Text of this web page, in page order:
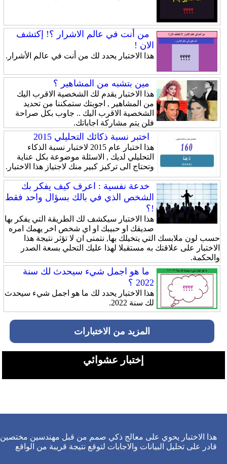
من أنت في عالم الاشرار ؟! إكتشف
الان !
هذا الاختبار يحدد لك من أنت في عالم الأشرار.
مين بتشبه من المشاهير ؟
هذا الاختبار يقدم لك الشخصية الاقرب اليك
من المشاهير , اجوبتك ستمكننا من تحديد
الشخصية الاقرب اليك .. جاوب بكل صراحة
فلن يتم مشاركة اجاباتك.
اختبر نسبة ذكائك التحليلي 2015
هذا اختبار عام 2015 لاختبار نسبة الذكاء
التحليلي لديك , الاسئلة موضوعة بكل عناية
وتحتاج الى تركيز كبير منك لاجتياز هذا الاختبار.
خدعة نفسية : اعرف كيف يفكر بك
الشخص الذي في بالك بسؤال واحد فقط
!؟
هذا الاختبار سيكشف لك الطريقة التي يفكر بها
صديقك او حبيبك او اي شخص اخر يهمك امره
حسب لون ملابسك التي يتخيلك بها, نتمنى ان لا تؤثر نتيجة هذا
الاختبار على علاقتك به مستقبلا لهذا عليك التحلي بسعة الصدر
والحكمة.
ما هو اجمل شيء سيحدث لك سنة
2022 ؟
هذا الاختبار يحدد لك ما هو اجمل شيء سيحدث
لك سنة 2022.
المزيد من الاختبارات
إختبار عشوائي
هذا الاختبار يحوي على معالج ذكي صمم من قبل مهندسين مختصين
قادر على تحليل البيانات والاجابات لتوقع نتيجة قريبة من الواقع